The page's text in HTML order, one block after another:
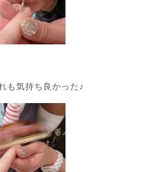
も気持ち良かった♪